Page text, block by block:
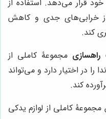
قرار می‌دهد. استفاده از
از خرابی‌های جدی و کاهش
کند.
مجموعۀ کاملی از
را در اختیار دارد و می‌تواند
کند.
مجموعۀ کاملی از لوازم یدکی